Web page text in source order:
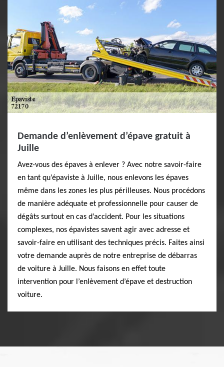
Demande d’enlèvement d’épave gratuit à
Juille
Avez-vous des épaves à enlever ? Avec notre savoir-faire
en tant qu’épaviste à Juille, nous enlevons les épaves
même dans les zones les plus périlleuses. Nous procédons
de manière adéquate et professionnelle pour causer de
dégâts surtout en cas d’accident. Pour les situations
complexes, nos épavistes savent agir avec adresse et
savoir-faire en utilisant des techniques précis. Faites ainsi
votre demande auprès de notre entreprise de débarras
de voiture à Juille. Nous faisons en effet toute
intervention pour l’enlèvement d’épave et destruction
voiture.